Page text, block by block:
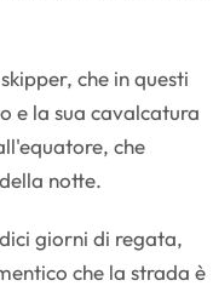
che in questi
e la sua cavalcatura
che
notte.
giorni di regata,
che la strada è